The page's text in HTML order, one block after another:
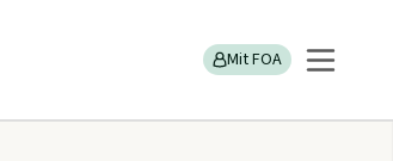
Mit FOA